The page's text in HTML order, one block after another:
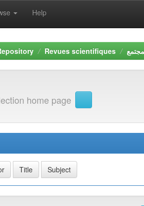
Help
Revues scientifiques
home page